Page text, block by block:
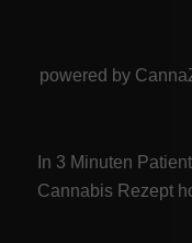
powered by
In 3 Minuten
Cannabis Rezept